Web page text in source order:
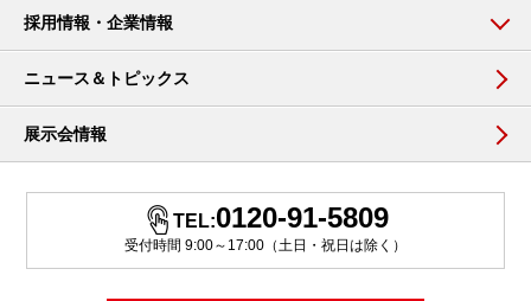
採用情報・企業情報
ニュース＆トピックス
展示会情報
TEL:0120-91-5809
受付時間 9:00～17:00（土日・祝日は除く）